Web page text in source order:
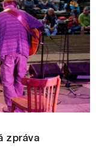
zpráva